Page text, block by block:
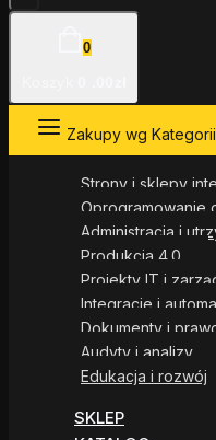
0
Zakupy wg Kategorii
Strony i sklepy
Oprogramowanie
Administracja i
Produkcja 4.0
Projekty IT i
Integracje i
Dokumenty i
Audyty i analizy
Edukacja i rozwój
SKLEP